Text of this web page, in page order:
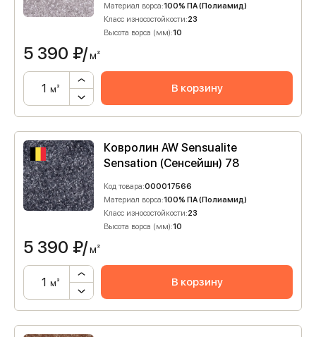
Материал ворса:100% ПА (Полиамид)
Класс износостойкости:23
Высота ворса (мм):10
5 390 ₽/м²
м² В корзину
Ковролин AW Sensualite
Sensation (Сенсейшн) 78
Код товара:000017566
Материал ворса:100% ПА (Полиамид)
Класс износостойкости:23
Высота ворса (мм):10
5 390 ₽/м²
м² В корзину